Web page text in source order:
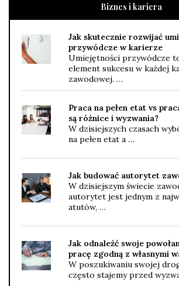
Biznes i kariera
Jak skutecznie rozwijać
przywódcze w karierze
Umiejętności przywódcze
element sukcesu w każdej
zawodowej. …
Praca na pełen etat vs
są różnice i wyzwania?
W dzisiejszych czasach
na pełen etat a …
Jak budować autorytet
W dzisiejszym świecie
autorytet jest jednym z
atutów, …
Jak odnaleźć swoje
pracę zgodną z własnymi
W poszukiwaniu swojej
często stajemy przed